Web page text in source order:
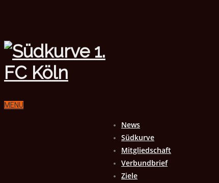
MENU
News
Südkurve
Mitgliedschaft
Verbundbrief
Ziele